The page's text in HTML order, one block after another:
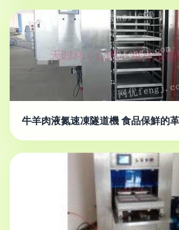
牛羊肉液氮速凍隧道機 食品保鮮的